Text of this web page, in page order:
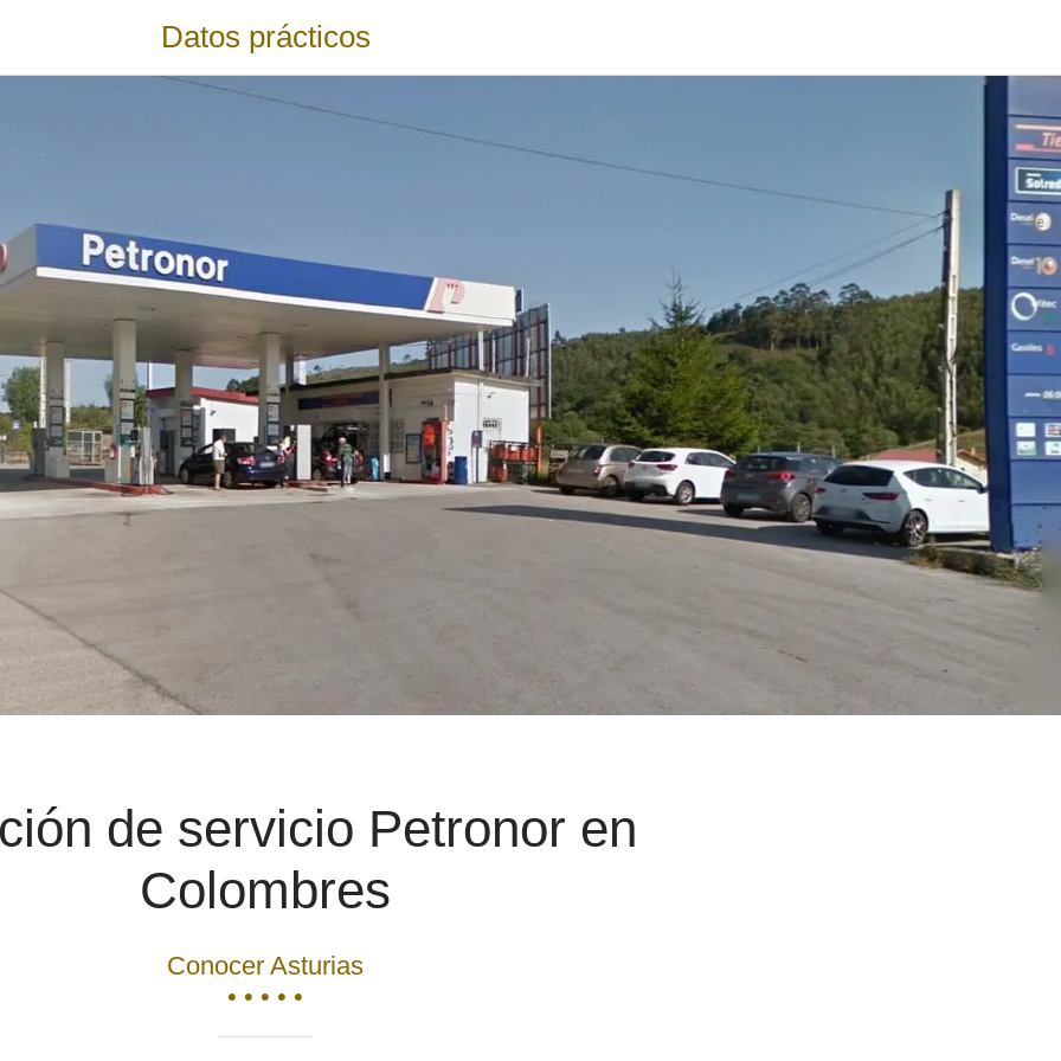
Datos prácticos
de servicio Petronor en
Colombres
Conocer Asturias
• • • • •